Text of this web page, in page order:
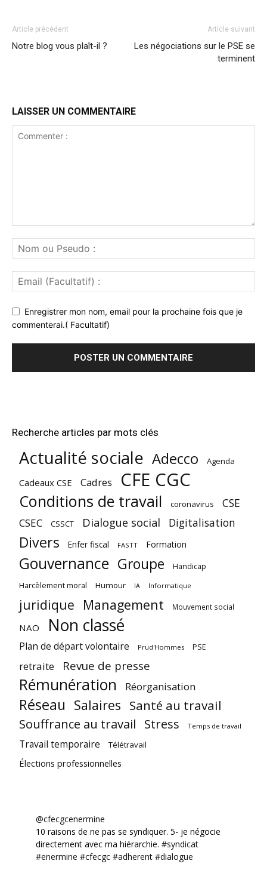
Article précédent
Notre blog vous plaît-il ?
Article suivant
Les négociations sur le PSE se
terminent
LAISSER UN COMMENTAIRE
Enregistrer mon nom, email pour la prochaine fois que je
commenterai.( Facultatif)
Recherche articles par mots clés
Actualité sociale Adecco Agenda
Cadeaux CSE Cadres CFE CGC
Conditions de travail coronavirus CSE
CSEC CSSCT Dialogue social Digitalisation
Divers Enfer fiscal FASTT Formation
Gouvernance Groupe Handicap
Harcèlement moral Humour IA Informatique
juridique Management Mouvement social
NAO Non classé
Plan de départ volontaire Prud'Hommes PSE
retraite Revue de presse
Rémunération Réorganisation
Réseau Salaires Santé au travail
Souffrance au travail Stress Temps de travail
Travail temporaire Télétravail
Élections professionnelles
@cfecgcenermine
10 raisons de ne pas se syndiquer. 5- je négocie
directement avec ma hiérarchie. #syndicat
#enermine #cfecgc #adherent #dialogue